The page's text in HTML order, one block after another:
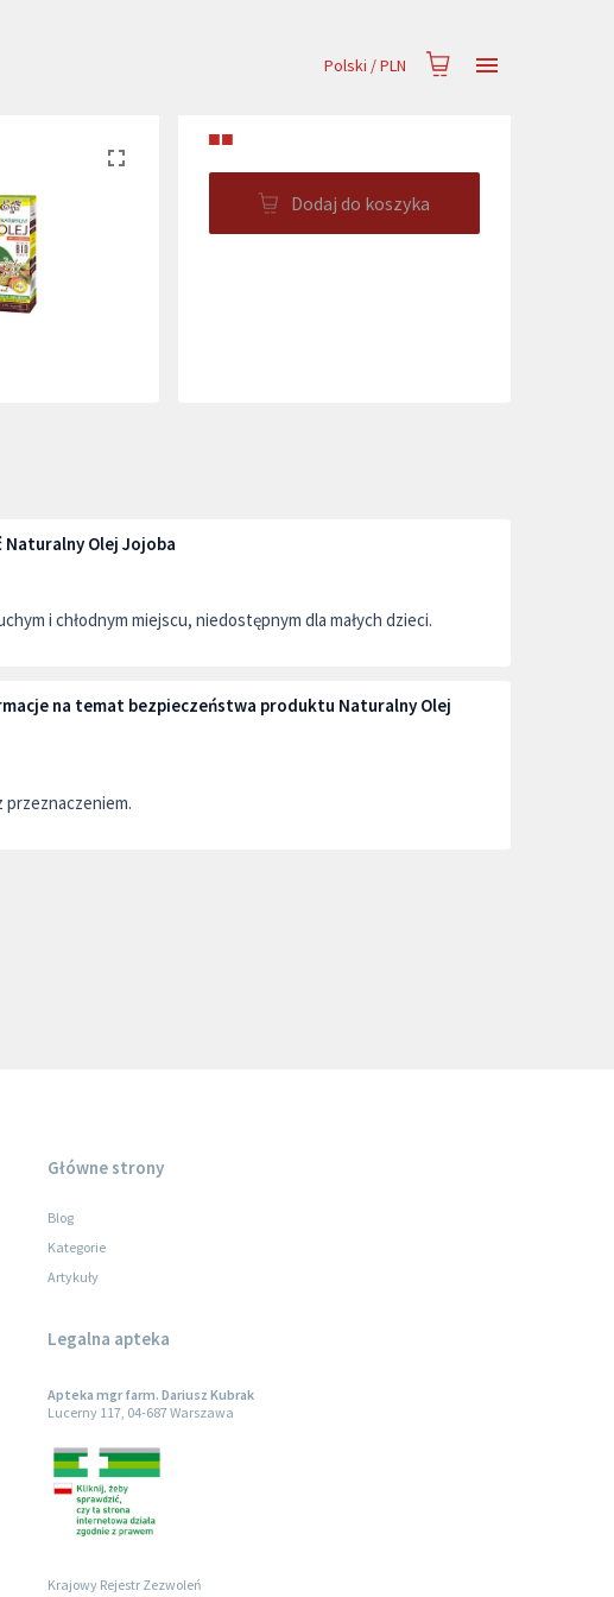
Polski /PLN
■■
Dodaj do koszyka
Olej Jojoba
i chłodnym miejscu, niedostępnym dla małych dzieci.
na temat bezpieczeństwa produktu Naturalny Olej
Główne strony
Blog
Kategorie
Artykuły
Legalna apteka
Apteka mgr farm. Dariusz Kubrak
Lucerny 117, 04-687 Warszawa
Krajowy Rejestr Zezwoleń